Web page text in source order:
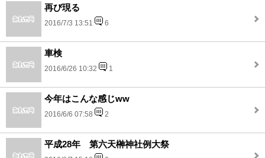
再び現る
2016/7/3 13:51 6
車検
2016/6/26 10:32 1
今年はこんな感じww
2016/6/6 07:58 2
平成28年 第六天榊神社例大祭